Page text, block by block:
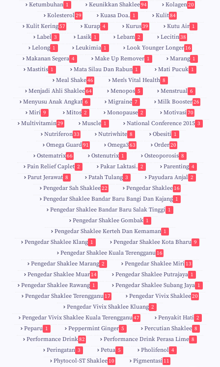
Ketumbuhan 1 Keunikkan Shaklee94 Kolagen20
Kolesterol29 Kuasa Doa. 1 Kulit84
Kulit Kering57 Kurap 4 Kurus39 Kutu Air 1
Label 3 Lasik 1 Lebam 2 Lecitin38
Lelong 1 Leukimia 1 Look Younger Longer 16
Makanan Segera 4 Make Up Remover 1 Marang 1
Mastitis 1 Mata Silau Dan Rabun 1 Mati Pucuk 1
Meal Shake46 Men's Vital Health 8
Menjadi Ahli Shaklee64 Menopos 5 Menstrual 6
Menyusu Anak Angkat 6 Migraine 7 Milk Booster26
Miri 9 Mitos 2 Monopause 2 Motivasi 70
Multivitamin29 Muscle 1 National Conference 2015 3
Nutriferon33 Nutriwhite 8 Obesiti 1
Omega Guard91 Omega363 Order20
Ostematrix66 Ostenutrix 1 Osteoporosis 8
Pain Relief Caplet 2 Pakar Laktasi. 2 Parenting 4
Parut Jerawat 8 Patah Tulang 3 Payudara Anjal 2
Pengedar Sah Shaklee22
9
Pengedar Shaklee 16
5
Pengedar Shaklee Bandar Baru Bangi Dan Kajang 1
Pengedar Shaklee Bandar Baru Salak Tinggi 1
Pengedar Shaklee Gombak 1
Pengedar Shaklee Kerteh Dan Kemaman 1
Pengedar Shaklee Klang 1 Pengedar Shaklee Kota Bharu 9
Pengedar Shaklee Kuala Terengganu 16
4
Pengedar Shaklee Marang 2 Pengedar Shaklee Miri 13
1
Pengedar Shaklee Muar 14
0
Pengedar Shaklee Putrajaya 1
Pengedar Shaklee Rawang 1 Pengedar Shaklee Subang Jaya 1
Pengedar Shaklee Terengganu 17 Pengedar Vivix Shaklee20
Pengedar Vivix Shaklee Kluang 2
Pengedar Vivix Shaklee Kuala Terengganu47 Penyakit Hati 2
Peparu 1 Peppermint Ginger 5 Percutian Shaklee 8
Performance Drink82 Performance Drink Perasa Lime 8
Peringatan 3 Petua 5 Pholifenol 4
Phytocol-ST Shaklee 10 Pigmentasi 11